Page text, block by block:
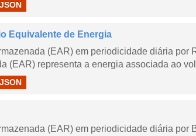
JSON
Equivalente de Energia
(EAR) em periodicidade diária por
(EAR) representa a energia associada ao
JSON
(EAR) em periodicidade diária por